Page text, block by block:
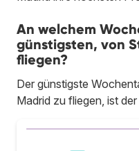
An welchem
günstigsten, von
fliegen?
Der günstigste
Madrid zu fliegen, ist